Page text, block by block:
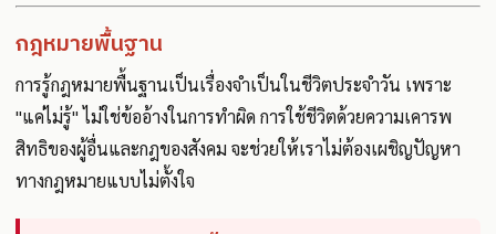
กฎหมายพื้นฐาน
การรู้กฎหมายพื้นฐานเป็นเรื่องจำเป็นในชีวิตประจำวัน เพราะ
"แค่ไม่รู้" ไม่ใช่ข้ออ้างในการทำผิด การใช้ชีวิตด้วยความเคารพ
สิทธิของผู้อื่นและกฎของสังคม จะช่วยให้เราไม่ต้องเผชิญปัญหา
ทางกฎหมายแบบไม่ตั้งใจ